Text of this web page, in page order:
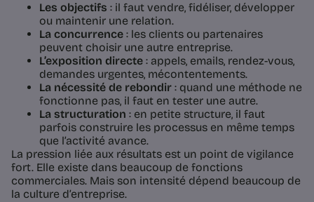
Les objectifs : il faut vendre, fidéliser, développer
ou maintenir une relation.
La concurrence : les clients ou partenaires
peuvent choisir une autre entreprise.
L’exposition directe : appels, emails, rendez-vous,
demandes urgentes, mécontentements.
La nécessité de rebondir : quand une méthode ne
fonctionne pas, il faut en tester une autre.
La structuration : en petite structure, il faut
parfois construire les processus en même temps
que l’activité avance.
La pression liée aux résultats est un point de vigilance
fort. Elle existe dans beaucoup de fonctions
commerciales. Mais son intensité dépend beaucoup de
la culture d’entreprise.